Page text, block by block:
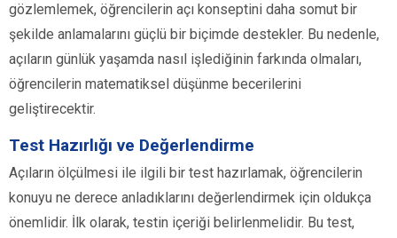
gözlemlemek, öğrencilerin açı konseptini daha somut bir
şekilde anlamalarını güçlü bir biçimde destekler. Bu nedenle,
açıların günlük yaşamda nasıl işlediğinin farkında olmaları,
öğrencilerin matematiksel düşünme becerilerini
geliştirecektir.
Test Hazırlığı ve Değerlendirme
Açıların ölçülmesi ile ilgili bir test hazırlamak, öğrencilerin
konuyu ne derece anladıklarını değerlendirmek için oldukça
önemlidir. İlk olarak, testin içeriği belirlenmelidir. Bu test,